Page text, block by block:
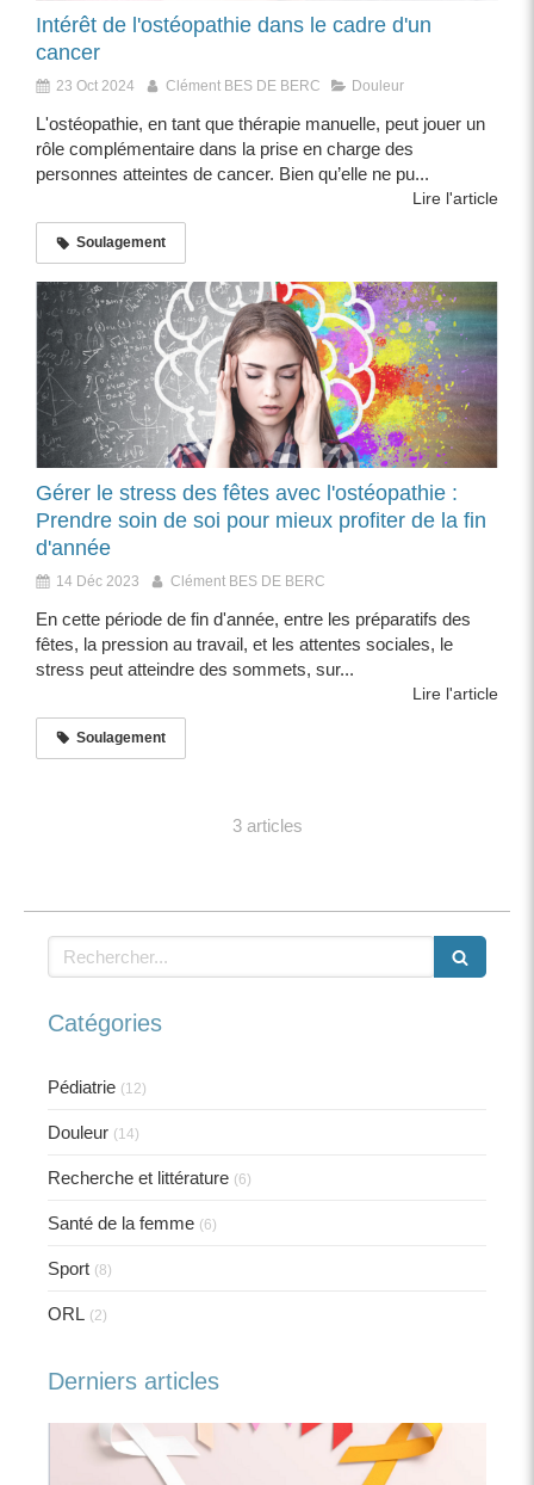
Intérêt de l'ostéopathie dans le cadre d'un
cancer
23 Oct 2024 Clément BES DE BERC Douleur
L'ostéopathie, en tant que thérapie manuelle, peut jouer un
rôle complémentaire dans la prise en charge des
personnes atteintes de cancer. Bien qu’elle ne pu...
Lire l'article
Soulagement
Gérer le stress des fêtes avec l'ostéopathie :
Prendre soin de soi pour mieux profiter de la fin
d'année
14 Déc 2023 Clément BES DE BERC
En cette période de fin d'année, entre les préparatifs des
fêtes, la pression au travail, et les attentes sociales, le
stress peut atteindre des sommets, sur...
Lire l'article
Soulagement
3 articles
Rechercher
Catégories
Pédiatrie (12)
Douleur (14)
Recherche et littérature (6)
Santé de la femme (6)
Sport (8)
ORL (2)
Derniers articles